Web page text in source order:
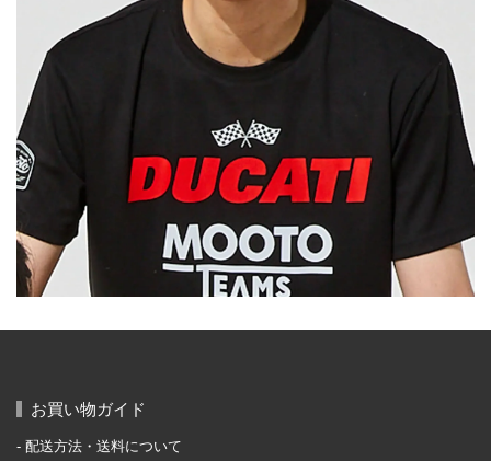
お買い物ガイド
配送方法・送料について